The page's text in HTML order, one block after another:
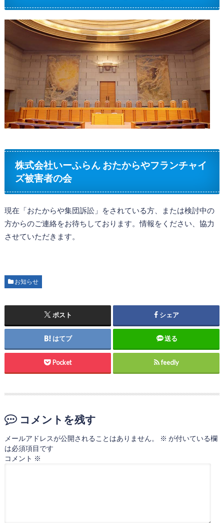
株式会社いーふらん おたからやフランチャイ
ズ被害者の会
現在「おたからや集団訴訟」をされている方、または検討中の
方からのご連絡をお待ちしております。情報をください、協力
させていただきます。
お知らせ
ポスト シェア
はてブ 送る
Pocket feedly
コメントを残す
メールアドレスが公開されることはありません。 ※ が付いている欄
は必須項目です
コメント ※